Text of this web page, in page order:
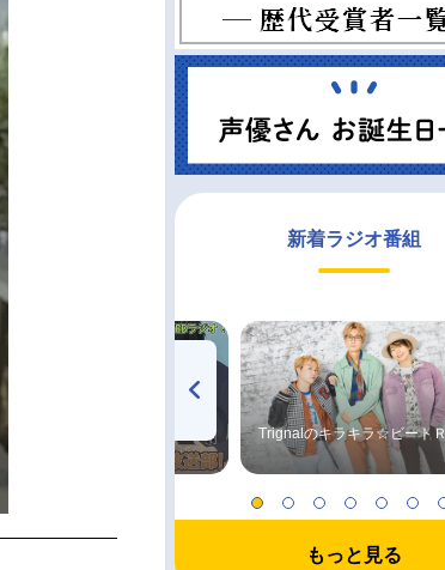
新着ラジオ番組
Trignalのキラキラ☆ビートＲ
もっと見る